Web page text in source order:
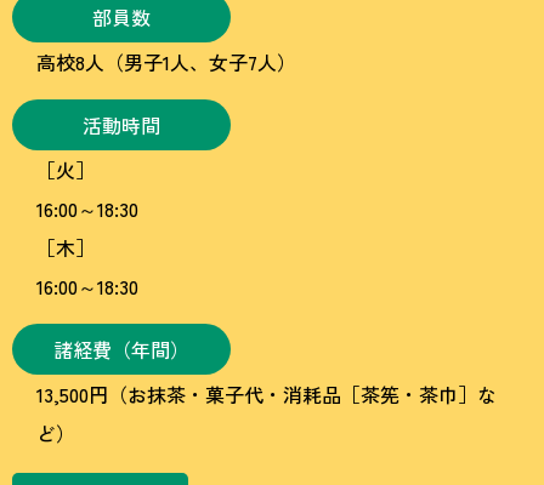
部員数
高校8人（男子1人、女子7人）
活動時間
［火］
16:00～18:30
［木］
16:00～18:30
諸経費（年間）
13,500円（お抹茶・菓子代・消耗品［茶筅・茶巾］な
ど）